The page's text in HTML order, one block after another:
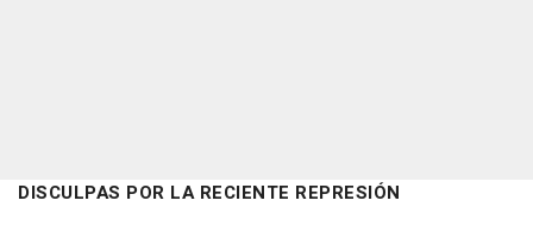
DISCULPAS POR LA RECIENTE REPRESIÓN